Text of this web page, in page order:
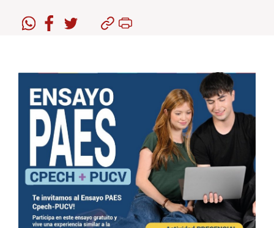
Formación Continua
Académicos
Funcionarios
Alumni
English